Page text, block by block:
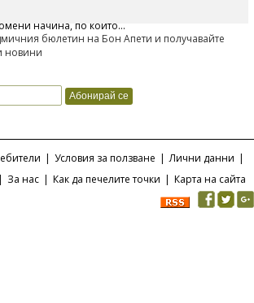
стартира предлагането на изцяло нов
начина, по който...
бюлетин на Бон Апети и получавайте
новини
| Условия за ползване | Лични данни |
| За нас | Как да печелите точки | Карта на сайта